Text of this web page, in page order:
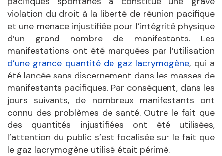
violation du droit à la liberté de réunion pacifique
et une menace injustifiée pour l’intégrité physique
d’un grand nombre de manifestants. Les
manifestations ont été marquées par l’utilisation
d’une grande quantité de gaz lacrymogène, qui a
été lancée sans discernement dans les masses de
manifestants pacifiques. Par conséquent, dans les
jours suivants, de nombreux manifestants ont
connu des problèmes de santé. Outre le fait que
des quantités injustifiées ont été utilisées,
l’attention du public s’est focalisée sur le fait que
le gaz lacrymogène utilisé était périmé.